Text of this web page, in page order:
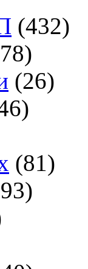
(432)
(26)
(81)